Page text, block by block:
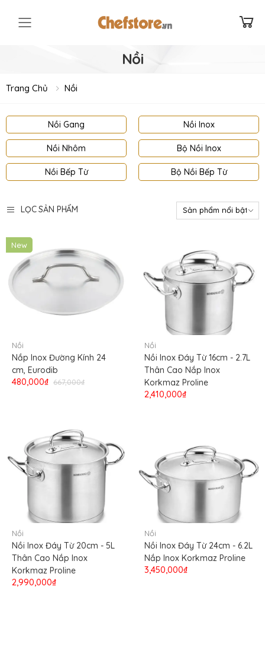
Toggle mobile menu
Nồi
Trang Chủ Nồi
LỌC SẢN PHẨM
New
Nồi
Nắp Inox Đường Kính 24
cm, Eurodib
480,000₫ 667,000₫
Nồi
Nồi Inox Đáy Từ 16cm - 2.7L
Thân Cao Nắp Inox
Korkmaz Proline
2,410,000₫
Nồi
Nồi Inox Đáy Từ 20cm - 5L
Thân Cao Nắp Inox
Korkmaz Proline
2,990,000₫
Nồi
Nồi Inox Đáy Từ 24cm - 6.2L
Nắp Inox Korkmaz Proline
3,450,000₫